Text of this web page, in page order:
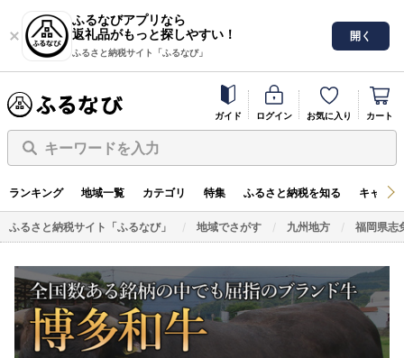
ふるなびアプリなら
返礼品がもっと探しやすい！
ふるさと納税サイト「ふるなび」
開く
ガイド ログイン お気に入り カート
キーワードを入力
ランキング 地域一覧 カテゴリ 特集 ふるさと納税を知る キャン
ふるさと納税サイト「ふるなび」 地域でさがす 九州地方 福岡県志